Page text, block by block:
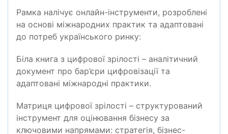
Рамка налічує онлайн-інструменти, розроблені
на основі міжнародних практик та адаптовані
до потреб українського ринку:
Біла книга з цифрової зрілості – аналітичний
документ про бар’єри цифровізації та
адаптовані міжнародні практики.
Матриця цифрової зрілості – структурований
інструмент для оцінювання бізнесу за
ключовими напрямами: стратегія, бізнес-